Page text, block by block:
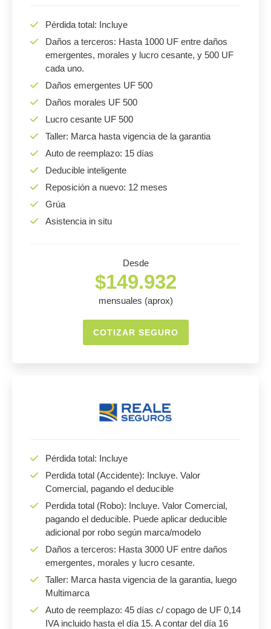
Pérdida total: Incluye
Daños a terceros: Hasta 1000 UF entre daños
emergentes, morales y lucro cesante, y 500 UF
cada uno.
Daños emergentes UF 500
Daños morales UF 500
Lucro cesante UF 500
Taller: Marca hasta vigencia de la garantia
Auto de reemplazo: 15 días
Deducible inteligente
Reposición a nuevo: 12 meses
Grúa
Asistencia in situ
Desde
$149.932
mensuales (aprox)
COTIZAR SEGURO
Pérdida total: Incluye
Perdida total (Accidente): Incluye. Valor
Comercial, pagando el deducible
Perdida total (Robo): Incluye. Valor Comercial,
pagando el deducible. Puede aplicar deducible
adicional por robo según marca/modelo
Daños a terceros: Hasta 3000 UF entre daños
emergentes, morales y lucro cesante.
Taller: Marca hasta vigencia de la garantia, luego
Multimarca
Auto de reemplazo: 45 días c/ copago de UF 0,14
IVA incluido hasta el día 15. A contar del día 16